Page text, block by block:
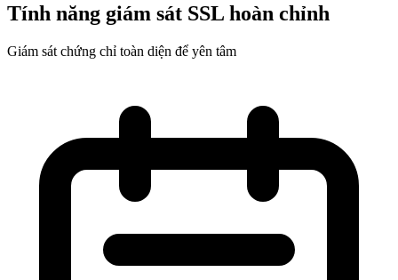
Tính năng giám sát SSL hoàn chỉnh
Giám sát chứng chỉ toàn diện để yên tâm